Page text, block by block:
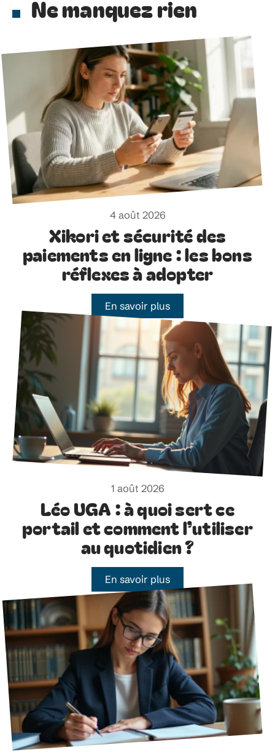
Ne manquez rien
4 août 2026
Xikori et sécurité des
paiements en ligne : les bons
réflexes à adopter
En savoir plus
1 août 2026
Léo UGA : à quoi sert ce
portail et comment l’utiliser
au quotidien ?
En savoir plus